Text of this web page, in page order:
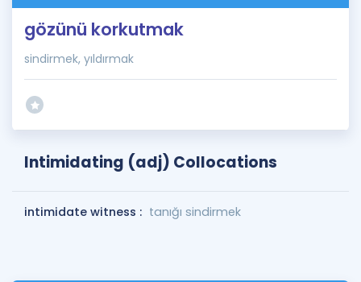
gözünü korkutmak
sindirmek, yıldırmak
Intimidating (adj) Collocations
intimidate witness : tanığı sindirmek